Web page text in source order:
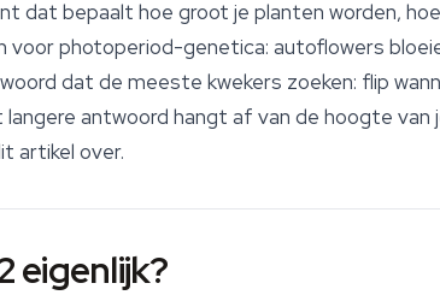
dat bepaalt hoe groot je planten worden,
photoperiod-genetica: autoflowers
dat de meeste kwekers zoeken: flip
antwoord hangt af van de hoogte van
artikel over.
eigenlijk?